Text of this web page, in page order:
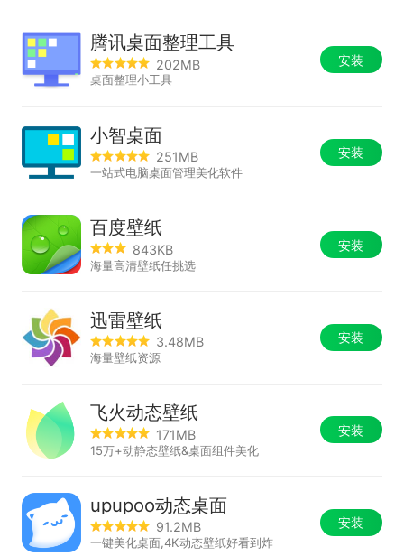
腾讯桌面整理工具
202MB
桌面整理小工具
安装
小智桌面
251MB
一站式电脑桌面管理美化软件
安装
百度壁纸
843KB
海量高清壁纸任挑选
安装
迅雷壁纸
3.48MB
海量壁纸资源
安装
飞火动态壁纸
171MB
15万+动静态壁纸&桌面组件美化
安装
upupoo动态桌面
91.2MB
一键美化桌面,4K动态壁纸好看到炸
安装